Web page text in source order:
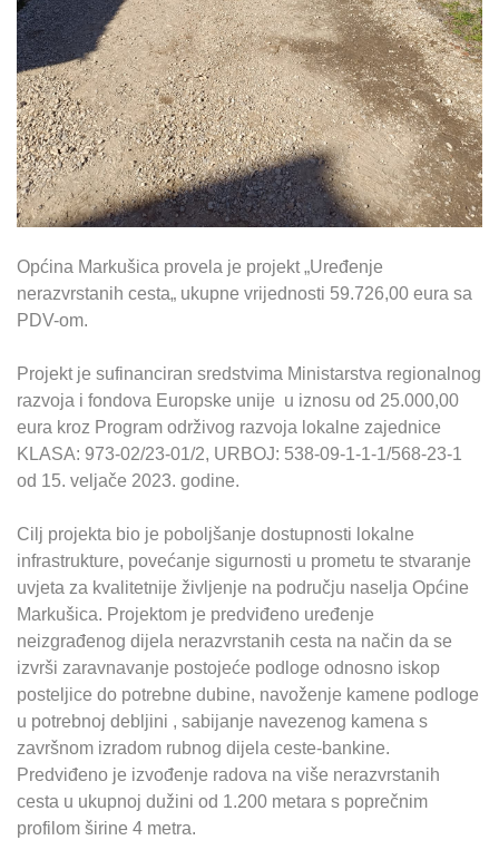
Općina Markušica provela je projekt „Uređenje
nerazvrstanih cesta„ ukupne vrijednosti 59.726,00 eura sa
PDV-om.
Projekt je sufinanciran sredstvima Ministarstva regionalnog
razvoja i fondova Europske unije u iznosu od 25.000,00
eura kroz Program održivog razvoja lokalne zajednice
KLASA: 973-02/23-01/2, URBOJ: 538-09-1-1-1/568-23-1
od 15. veljače 2023. godine.
Cilj projekta bio je poboljšanje dostupnosti lokalne
infrastrukture, povećanje sigurnosti u prometu te stvaranje
uvjeta za kvalitetnije življenje na području naselja Općine
Markušica. Projektom je predviđeno uređenje
neizgrađenog dijela nerazvrstanih cesta na način da se
izvrši zaravnavanje postojeće podloge odnosno iskop
posteljice do potrebne dubine, navoženje kamene podloge
u potrebnoj debljini , sabijanje navezenog kamena s
završnom izradom rubnog dijela ceste-bankine.
Predviđeno je izvođenje radova na više nerazvrstanih
cesta u ukupnoj dužini od 1.200 metara s poprečnim
profilom širine 4 metra.